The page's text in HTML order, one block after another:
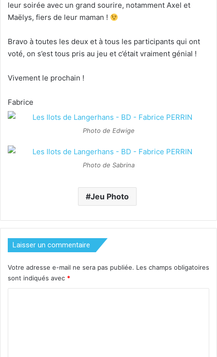
leur soirée avec un grand sourire, notamment Axel et
Maëlys, fiers de leur maman !
Bravo à toutes les deux et à tous les participants qui ont
voté, on s’est tous pris au jeu et c’était vraiment génial !
Vivement le prochain !
Fabrice
Photo de Edwige
Photo de Sabrina
Jeu Photo
Laisser un commentaire
Votre adresse e-mail ne sera pas publiée. Les champs obligatoires
sont indiqués avec *